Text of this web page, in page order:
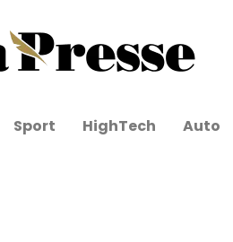
Sport HighTech Auto